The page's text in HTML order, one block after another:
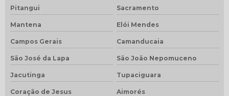
Pitangui Sacramento
Mantena Elói Mendes
Campos Gerais Camanducaia
São José da Lapa São João Nepomuceno
Jacutinga Tupaciguara
Coração de Jesus Aimorés